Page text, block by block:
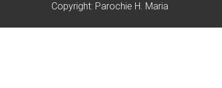
Copyright: Parochie H. Maria